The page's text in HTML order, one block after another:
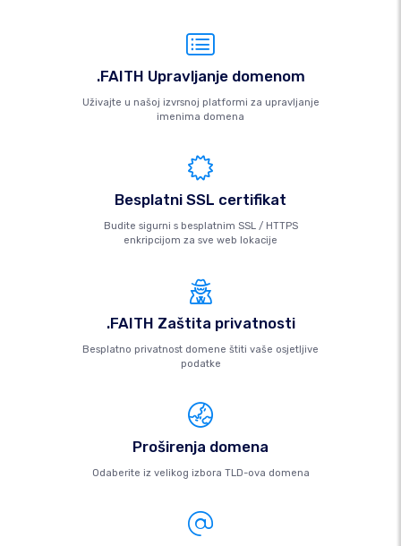
.FAITH Upravljanje domenom
Uživajte u našoj izvrsnoj platformi za upravljanje
imenima domena
Besplatni SSL certifikat
Budite sigurni s besplatnim SSL / HTTPS
enkripcijom za sve web lokacije
.FAITH Zaštita privatnosti
Besplatno privatnost domene štiti vaše osjetljive
podatke
Proširenja domena
Odaberite iz velikog izbora TLD-ova domena